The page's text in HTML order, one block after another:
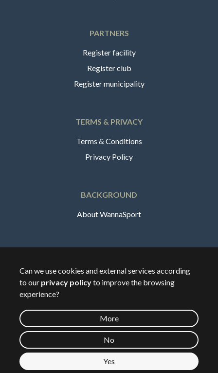
PARTNERS
Register facility
Register club
Register municipality
TERMS & PRIVACY
Terms & Conditions
Privacy Policy
BACKGROUND
About WannaSport
🇸🇪Sverige
©2026Wannasport.dk
Private data
Can we use cookies and external services according
to our privacy policyto improve the browsing
experience?
More
No
Yes